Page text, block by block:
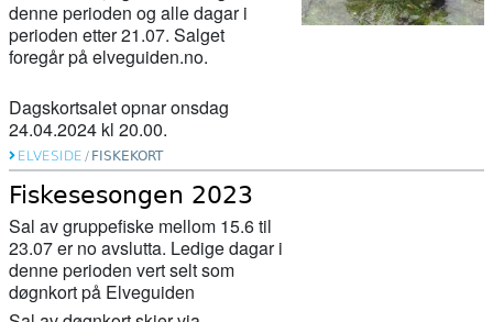
denne perioden og alle dagar i
perioden etter 21.07. Salget
foregår på elveguiden.no.
Dagskortsalet opnar onsdag
24.04.2024 kl 20.00.
ELVESIDE / FISKEKORT
Fiskesesongen 2023
Sal av gruppefiske mellom 15.6 til
23.07 er no avslutta. Ledige dagar i
denne perioden vert selt som
døgnkort på Elveguiden